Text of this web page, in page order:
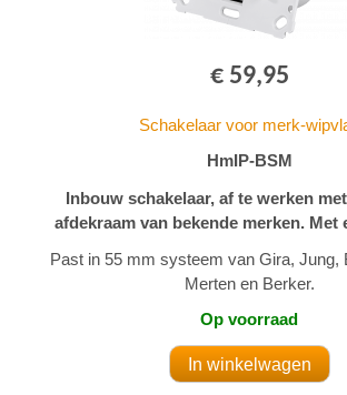
€ 59,95
Schakelaar voor merk-
HmIP-BSM
Inbouw schakelaar, af te werken
afdekraam van bekende merken. Met
Past in 55 mm systeem van Gira, Jung,
Merten en Berker.
Op voorraad